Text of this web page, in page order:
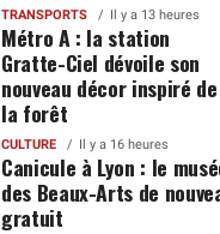
TRANSPORTS Il y a 13 heures
Métro A : la station
Gratte-Ciel dévoile son
nouveau décor inspiré de
la forêt
CULTURE Il y a 16 heures
Canicule à Lyon : le
des Beaux-Arts de
gratuit